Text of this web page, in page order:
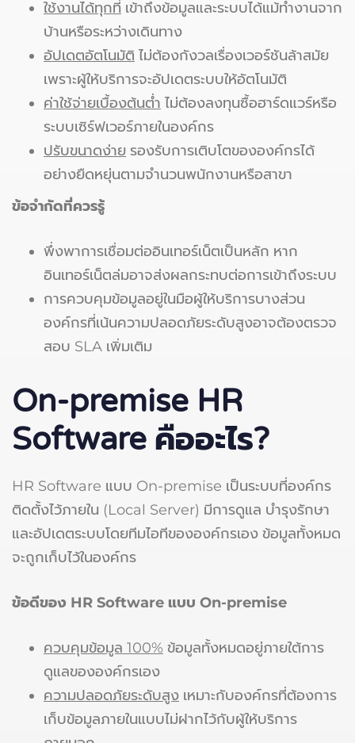
ใช้งานได้ทุกที่ เข้าถึงข้อมูลและระบบได้แม้ทำงานจาก
บ้านหรือระหว่างเดินทาง
อัปเดตอัตโนมัติ ไม่ต้องกังวลเรื่องเวอร์ชันล้าสมัย
เพราะผู้ให้บริการจะอัปเดตระบบให้อัตโนมัติ
ค่าใช้จ่ายเบื้องต้นต่ำ ไม่ต้องลงทุนซื้อฮาร์ดแวร์หรือ
ระบบเซิร์ฟเวอร์ภายในองค์กร
ปรับขนาดง่าย รองรับการเติบโตขององค์กรได้
อย่างยืดหยุ่นตามจำนวนพนักงานหรือสาขา
ข้อจำกัดที่ควรรู้
พึ่งพาการเชื่อมต่ออินเทอร์เน็ตเป็นหลัก หาก
อินเทอร์เน็ตล่มอาจส่งผลกระทบต่อการเข้าถึงระบบ
การควบคุมข้อมูลอยู่ในมือผู้ให้บริการบางส่วน
องค์กรที่เน้นความปลอดภัยระดับสูงอาจต้องตรวจ
สอบ SLA เพิ่มเติม
On-premise HR
Software คืออะไร?
HR Software แบบ On-premise เป็นระบบที่องค์กร
ติดตั้งไว้ภายใน (Local Server) มีการดูแล บำรุงรักษา
และอัปเดตระบบโดยทีมไอทีขององค์กรเอง ข้อมูลทั้งหมด
จะถูกเก็บไว้ในองค์กร
ข้อดีของ HR Software แบบ On-premise
ควบคุมข้อมูล 100% ข้อมูลทั้งหมดอยู่ภายใต้การ
ดูแลขององค์กรเอง
ความปลอดภัยระดับสูง เหมาะกับองค์กรที่ต้องการ
เก็บข้อมูลภายในแบบไม่ฝากไว้กับผู้ให้บริการ